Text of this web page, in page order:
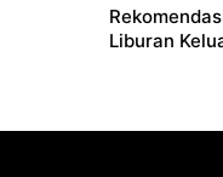
Liburan